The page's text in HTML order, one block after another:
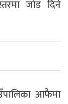
जाेड दिने
आफैमा